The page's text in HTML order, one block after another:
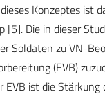
Konzeptes ist
[5]. Die in dieser
Soldaten zu VN-
(EVB)
EVB ist die Stärkung